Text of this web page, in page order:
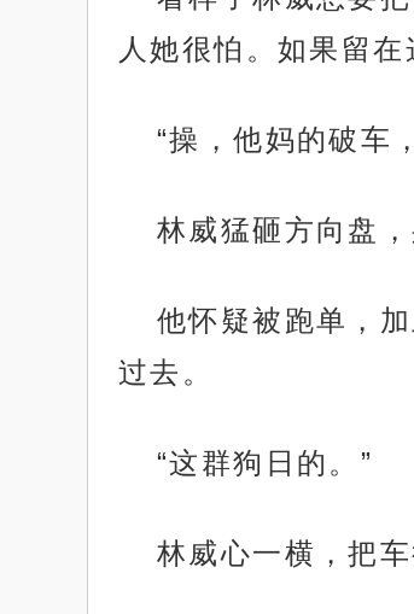
人她很怕。如果留
“操，他妈的破车
林威猛砸方向盘
他怀疑被跑单，
过去。
“这群狗日的。”
林威心一横，把